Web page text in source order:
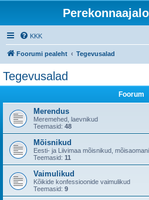
KKK
Foorumi pealeht Tegevusalad
Tegevusalad
Foorum
Merendus
Meremehed, laevnikud
Teemasid: 48
Mõisnikud
Eesti- ja Liivimaa mõisnikud,
Teemasid: 11
Vaimulikud
Kõikide konfessioonide vaimulikud
Teemasid: 9